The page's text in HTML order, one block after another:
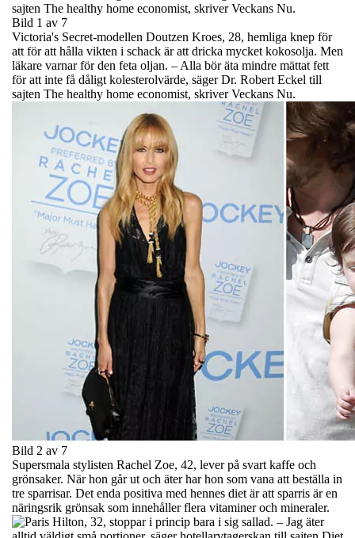
Bild 1 av 7
Victoria's Secret-modellen Doutzen Kroes, 28, hemliga knep för
att för att hålla vikten i schack är att dricka mycket kokosolja. Men
läkare varnar för den feta oljan. – Alla bör äta mindre mättat fett
för att inte få dåligt kolesterolvärde, säger Dr. Robert Eckel till
sajten The healthy home economist, skriver Veckans Nu.
Bild 2 av 7
Supersmala stylisten Rachel Zoe, 42, lever på svart kaffe och
grönsaker. När hon går ut och äter har hon som vana att beställa in
tre sparrisar. Det enda positiva med hennes diet är att sparris är en
näringsrik grönsak som innehåller flera vitaminer och mineraler.